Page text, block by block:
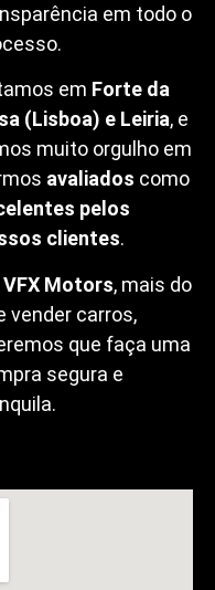
em todo o
em Forte da
(Lisboa) e Leiria, e
muito orgulho em
avaliados como
pelos
clientes.
VFX Motors, mais do
vender carros,
que faça uma
segura e